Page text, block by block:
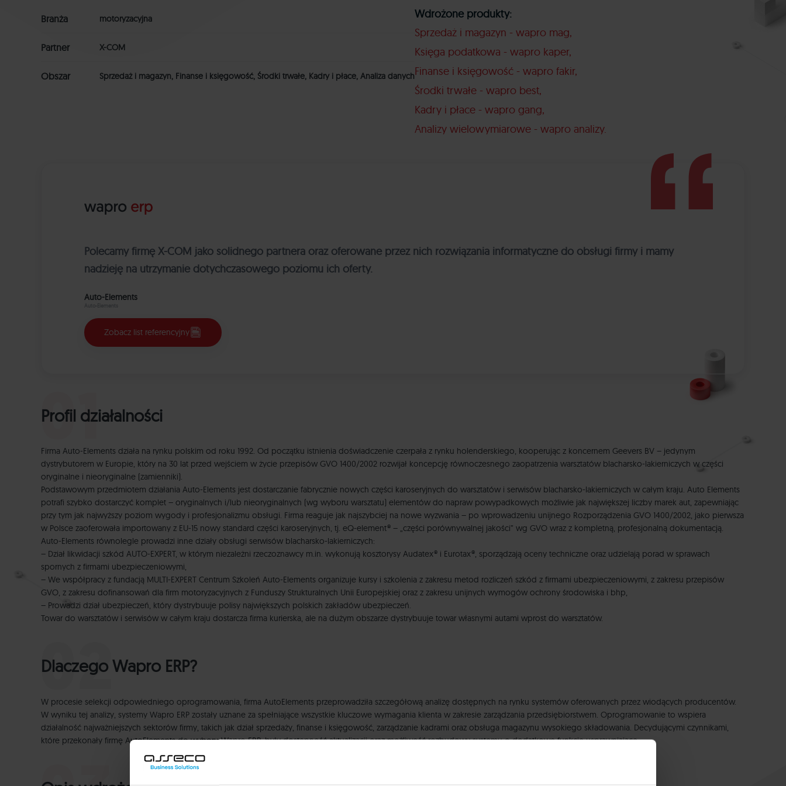
Branża motoryzacyjna
Partner X-COM
Obszar Sprzedaż i magazyn, Finanse i księgowość, Środki trwałe, Kadry i płace, Analiza danych
Wdrożone produkty:
Sprzedaż i magazyn - wapro mag
Księga podatkowa - wapro kaper
Finanse i księgowość - wapro fakir
Środki trwałe - wapro best
Kadry i płace - wapro gang
Analizy wielowymiarowe - wapro analizy
Polecamy firmę X-COM jako solidnego partnera oraz oferowane przez nich rozwiązania informatyczne do obsługi firmy i mamy
nadzieję na utrzymanie dotychczasowego poziomu ich oferty.
Auto-Elements
Zobacz list referencyjny
Profil działalności
Firma Auto-Elements działa na rynku polskim od roku 1992. Od początku istnienia doświadczenie czerpała z rynku holenderskiego, kooperując z koncernem Geevers BV – jedynym
dystrybutorem w Europie, który na 30 lat przed wejściem w życie przepisów GVO 1400/2002 rozwijał koncepcję równoczesnego zaopatrzenia warsztatów blacharsko-lakierniczych w części
oryginalne i nieoryginalne (zamienniki).
Podstawowym przedmiotem działania Auto-Elements jest dostarczanie fabrycznie nowych części karoseryjnych do warsztatów i serwisów blacharsko-lakierniczych w całym kraju. Auto Elements
potrafi szybko dostarczyć komplet – oryginalnych i/lub nieoryginalnych (wg wyboru warsztatu) elementów do napraw powypadkowych możliwie jak największej liczby marek aut, zapewniając
przy tym jak najwyższy poziom wygody i profesjonalizmu obsługi. Firma reaguje jak najszybciej na nowe wyzwania – po wprowadzeniu unijnego Rozporządzenia GVO 1400/2002, jako pierwsza
w Polsce zaoferowała importowany z EU-15 nowy standard części karoseryjnych, tj. eQ-element® – „części porównywalnej jakości” wg GVO wraz z kompletną, profesjonalną dokumentacją.
Auto-Elements równolegle prowadzi inne działy obsługi serwisów blacharsko-lakierniczych:
– Dział likwidacji szkód AUTO-EXPERT, w którym niezależni rzeczoznawcy m.in. wykonują kosztorysy Audatex® i Eurotax®, sporządzają oceny techniczne oraz udzielają porad w sprawach
spornych z firmami ubezpieczeniowymi,
– We współpracy z fundacją MULTI-EXPERT Centrum Szkoleń Auto-Elements organizuje kursy i szkolenia z zakresu metod rozliczeń szkód z firmami ubezpieczeniowymi, z zakresu przepisów
GVO, z zakresu dofinansowań dla firm motoryzacyjnych z Funduszy Strukturalnych Unii Europejskiej oraz z zakresu unijnych wymogów ochrony środowiska i bhp,
– Prowadzi dział ubezpieczeń, który dystrybuuje polisy największych polskich zakładów ubezpieczeń.
Towar do warsztatów i serwisów w całym kraju dostarcza firma kurierska, ale na dużym obszarze dystrybuuje towar własnymi autami wprost do warsztatów.
Dlaczego Wapro ERP?
W procesie selekcji odpowiedniego oprogramowania, firma AutoElements przeprowadziła szczegółową analizę dostępnych na rynku systemów oferowanych przez wiodących producentów.
W wyniku tej analizy, systemy Wapro ERP zostały uznane za spełniające wszystkie kluczowe wymagania klienta w zakresie zarządzania przedsiębiorstwem. Oprogramowanie to wspiera
działalność najważniejszych sektorów firmy, takich jak dział sprzedaży, finanse i księgowość, zarządzanie kadrami oraz obsługa magazynu wysokiego składowania. Decydującymi czynnikami,
które przekonały firmę AutoElements do wyboru Wapro ERP, były dostępność aktualizacji oraz możliwość rozbudowy systemu o dodatkowe funkcje usprawniające.